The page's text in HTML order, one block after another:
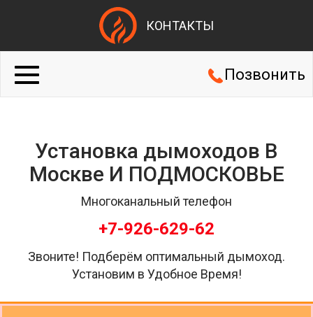
КОНТАКТЫ
Позвонить
Установка дымоходов В
Москве И ПОДМОСКОВЬЕ
Многоканальный телефон
+7-926-629-62
Звоните! Подберём оптимальный дымоход.
Установим в Удобное Время!